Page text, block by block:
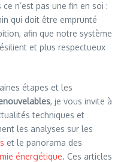
n’est pas une fin en soi :
qui doit être emprunté
afin que notre système
et plus respectueux
étapes et les
, je vous invite à
techniques et
les analyses sur les
et le panorama des
énergétique. Ces articles